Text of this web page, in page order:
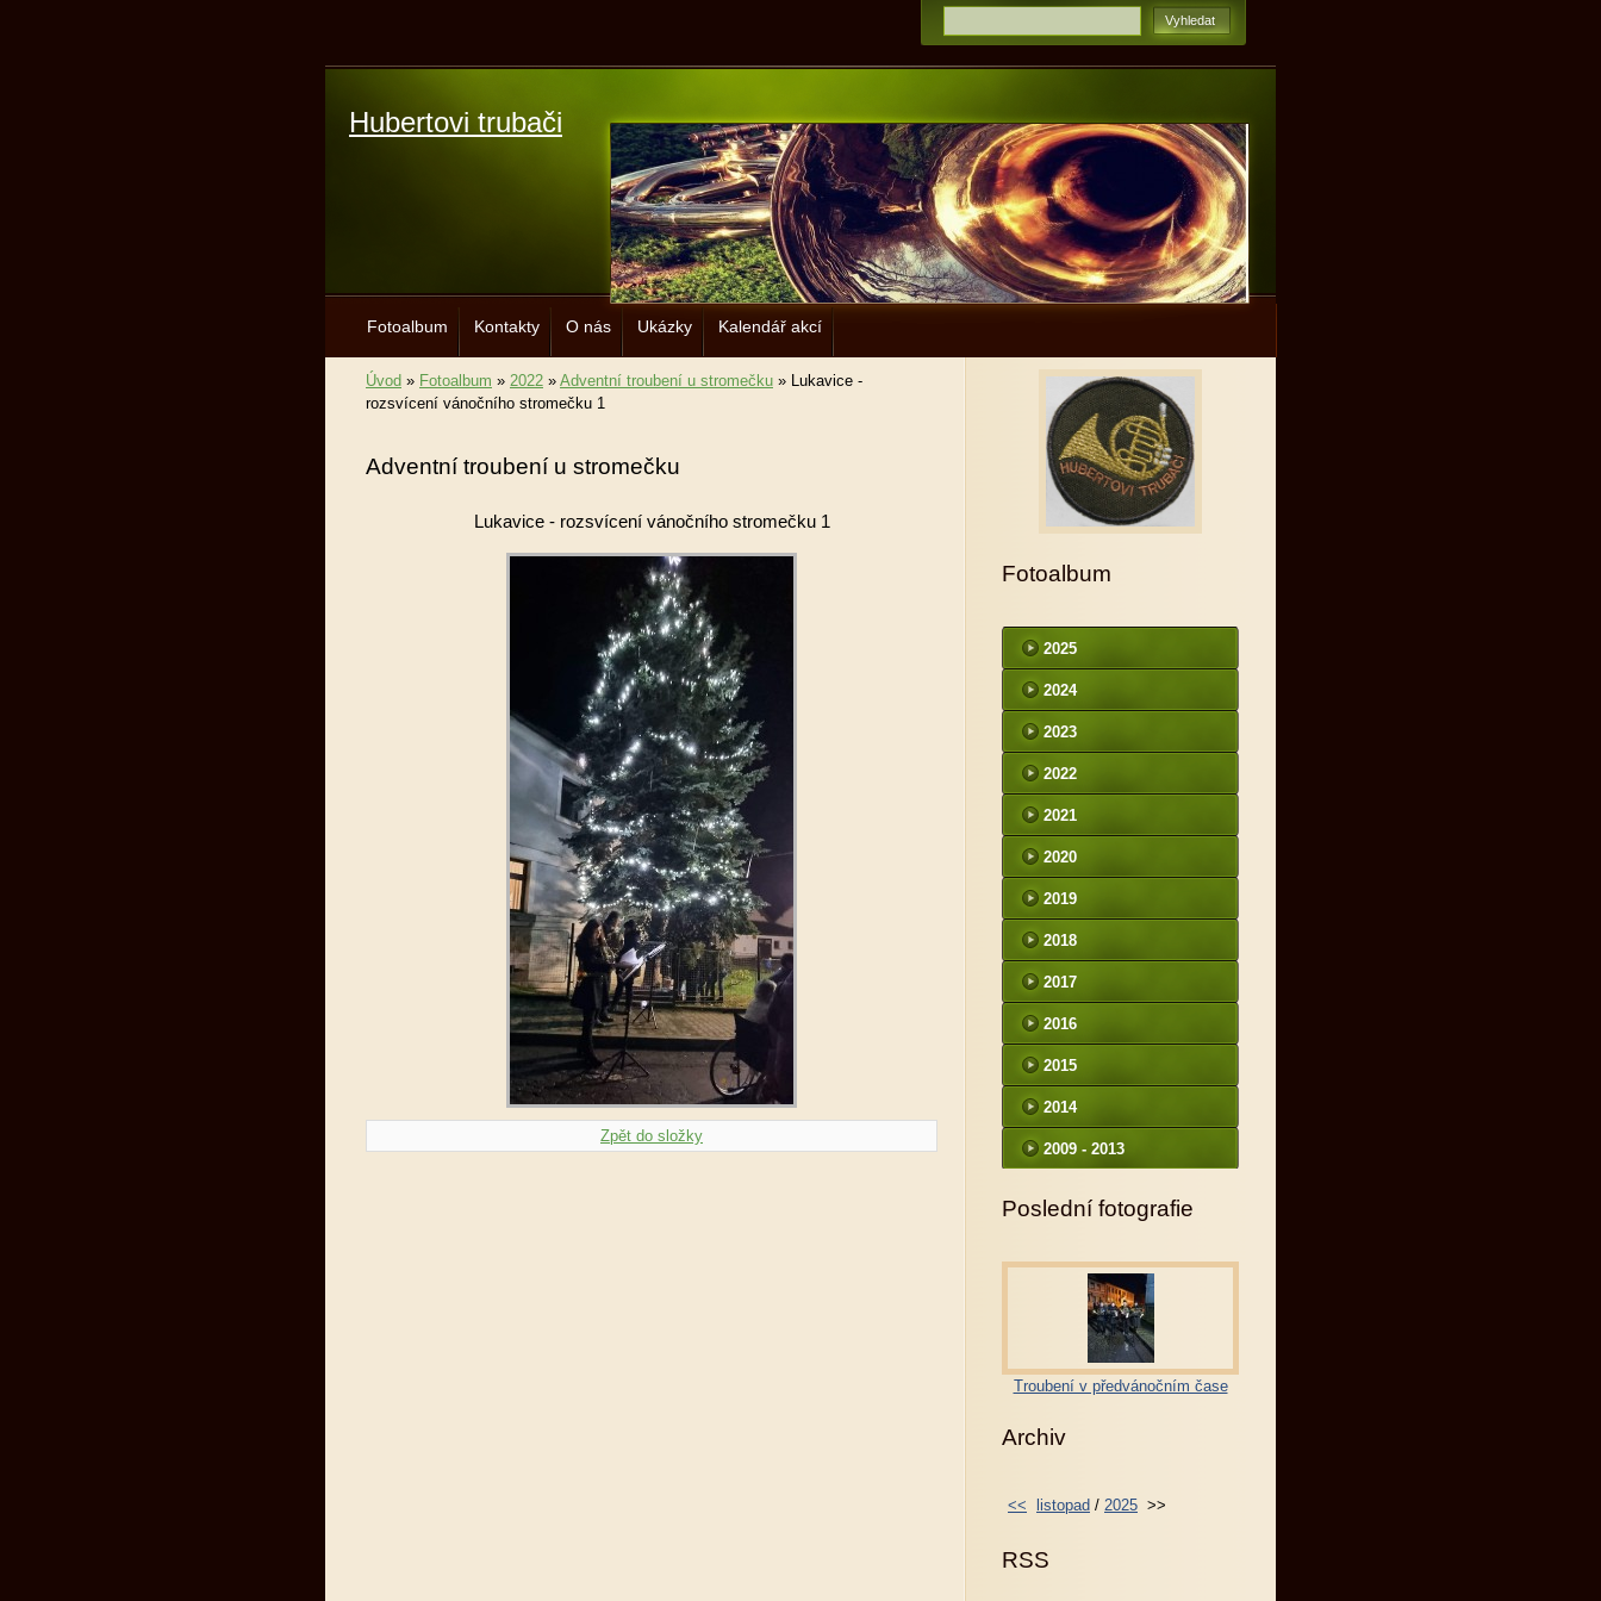
Hubertovi trubači
Fotoalbum Kontakty O nás Ukázky Kalendář akcí
Úvod » Fotoalbum » 2022 » Adventní troubení u stromečku » Lukavice -
rozsvícení vánočního stromečku 1
Adventní troubení u stromečku
Lukavice - rozsvícení vánočního stromečku 1
Zpět do složky
Fotoalbum
2025
2024
2023
2022
2021
2020
2019
2018
2017
2016
2015
2014
2009 - 2013
Poslední fotografie
Troubení v předvánočním čase
Archiv
<< listopad / 2025 >>
RSS